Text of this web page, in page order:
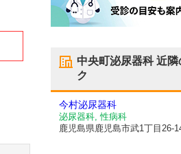
中央町泌尿器科近隣
ク
今村泌尿器科
泌尿器科, 性病科
鹿児島県鹿児島市武1丁目26-